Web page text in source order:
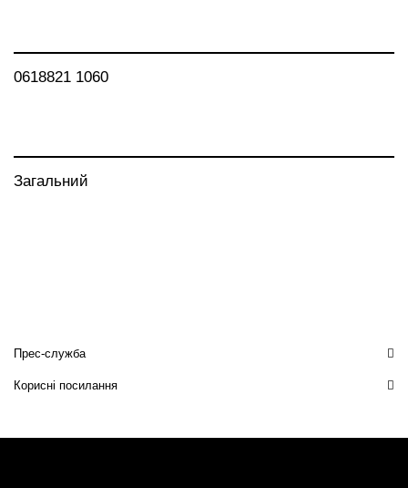
0618821 1060
Загальний
Прес-служба
Корисні посилання